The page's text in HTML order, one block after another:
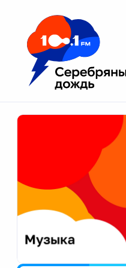
Москва 100.1 FM
Апатиты
Екатеринбург
Калининград
Калуга